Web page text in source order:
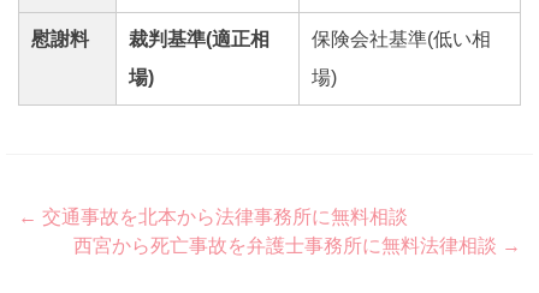
慰謝料
裁判基準(適正相
場)
保険会社基準(低い相
場)
Post
navigation
← 交通事故を北本から法律事務所に無料相談
西宮から死亡事故を弁護士事務所に無料法律相談 →